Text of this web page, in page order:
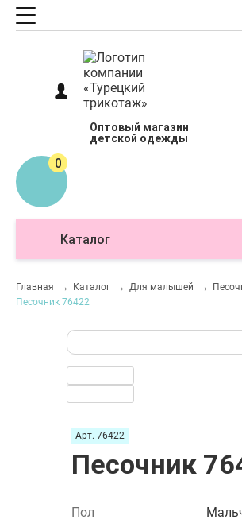
Оптовый магазин
детской одежды
0
Каталог
Главная Каталог Для малышей
Песочник 76422
Арт. 76422
Песочник
Пол